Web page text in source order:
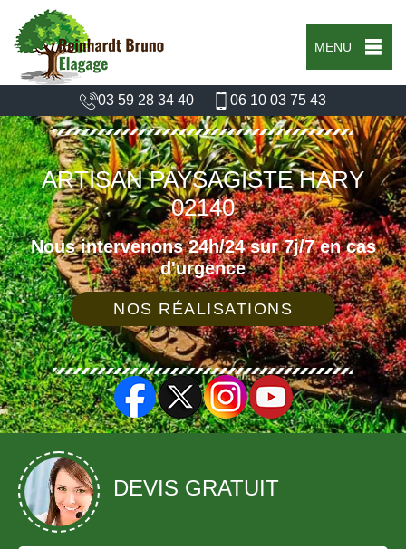
MENU
03 59 28 34 40 06 10 03 75 43
ARTISAN PAYSAGISTE HARY
02140
Nous intervenons 24h/24 sur 7j/7 en cas
d'urgence
NOS RÉALISATIONS
DEVIS GRATUIT